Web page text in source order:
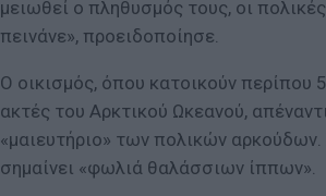
μειωθεί ο πληθυσμός τους, οι
πεινάνε», προειδοποίησε.
Ο οικισμός, όπου κατοικούν περίπου
ακτές του Αρκτικού Ωκεανού,
«μαιευτήριο» των πολικών
σημαίνει «φωλιά θαλάσσιων ίππων».